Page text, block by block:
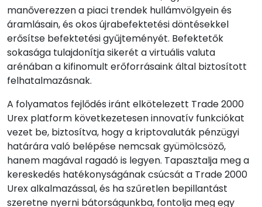
manőverezzen a piaci trendek hullámvölgyein és
áramlásain, és okos újrabefektetési döntésekkel
erősítse befektetési gyűjteményét. Befektetők
sokasága tulajdonítja sikerét a virtuális valuta
arénában a kifinomult erőforrásaink által biztosított
felhatalmazásnak.
A folyamatos fejlődés iránt elkötelezett Trade 2000
Urex platform következetesen innovatív funkciókat
vezet be, biztosítva, hogy a kriptovaluták pénzügyi
határára való belépése nemcsak gyümölcsöző,
hanem magával ragadó is legyen. Tapasztalja meg a
kereskedés hatékonyságának csúcsát a Trade 2000
Urex alkalmazással, és ha szűretlen bepillantást
szeretne nyerni bátorságunkba, fontolja meg egy